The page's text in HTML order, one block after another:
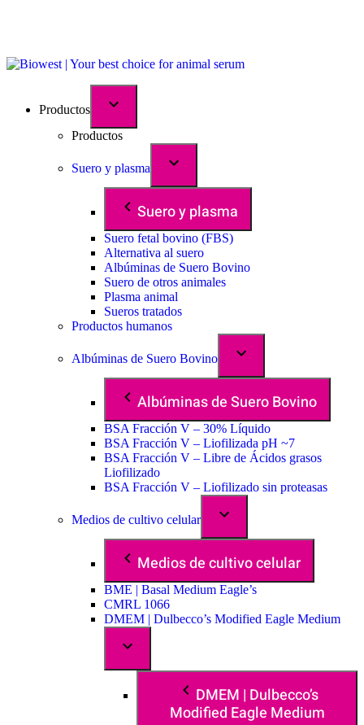
Productos
Productos
Suero y plasma
Suero y plasma
Suero fetal bovino (FBS)
Alternativa al suero
Albúminas de Suero Bovino
Suero de otros animales
Plasma animal
Sueros tratados
Productos humanos
Albúminas de Suero Bovino
Albúminas de Suero Bovino
BSA Fracción V – 30% Líquido
BSA Fracción V – Liofilizada pH ~7
BSA Fracción V – Libre de Ácidos grasos
Liofilizado
BSA Fracción V – Liofilizado sin proteasas
Medios de cultivo celular
Medios de cultivo celular
BME | Basal Medium Eagle’s
CMRL 1066
DMEM | Dulbecco’s Modified Eagle Medium
DMEM | Dulbecco’s
Modified Eagle Medium